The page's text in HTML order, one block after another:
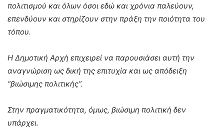
πολιτισμού και όλων όσοι εδώ και χρόνια παλεύουν,
επενδύουν και στηρίζουν στην πράξη την ποιότητα του
τόπου.
Η Δημοτική Αρχή επιχειρεί να παρουσιάσει αυτή την
αναγνώριση ως δική της επιτυχία και ως απόδειξη
“βιώσιμης πολιτικής”.
Στην πραγματικότητα, όμως, βιώσιμη πολιτική δεν
υπάρχει.